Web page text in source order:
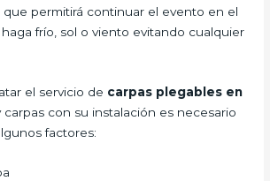
permitirá continuar el evento en el
frío, sol o viento evitando cualquier
el servicio de carpas plegables en
carpas con su instalación es necesario
factores: